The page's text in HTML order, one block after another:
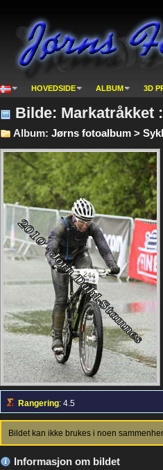
HOVEDSIDE ALBUM 3D
Bilde: Markatråkket
Album: Jørns fotoalbum >
Rangering: 4.5
Bildet kan ikke brukes i noen
Informasjon om bildet